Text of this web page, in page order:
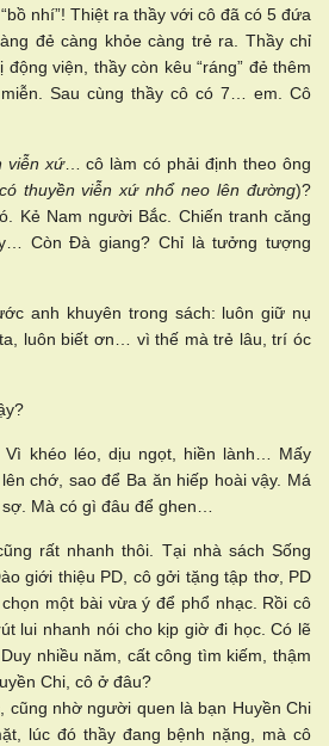
nhí”! Thiệt ra thầy với cô đã có 5 đứa
đẻ càng khỏe càng trẻ ra. Thầy chỉ
viện, thầy còn kêu “ráng” đẻ thêm
Sau cùng thầy cô có 7… em. Cô
viễn xứ… cô làm có phải định theo ông
thuyền viễn xứ nhổ neo lên đường)?
Kẻ Nam người Bắc. Chiến tranh căng
Còn Đà giang? Chỉ là tưởng tượng
anh khuyên trong sách: luôn giữ nụ
luôn biết ơn… vì thế mà trẻ lâu, trí óc
khéo léo, dịu ngọt, hiền lành… Mấy
chớ, sao để Ba ăn hiếp hoài vậy. Má
Mà có gì đâu để ghen…
rất nhanh thôi. Tại nhà sách Sống
giới thiệu PD, cô gởi tặng tập thơ, PD
một bài vừa ý để phổ nhạc. Rồi cô
lui nhanh nói cho kịp giờ đi học. Có lẽ
nhiều năm, cất công tìm kiếm, thậm
Chi, cô ở đâu?
cũng nhờ người quen là bạn Huyền Chi
lúc đó thầy đang bệnh nặng, mà cô